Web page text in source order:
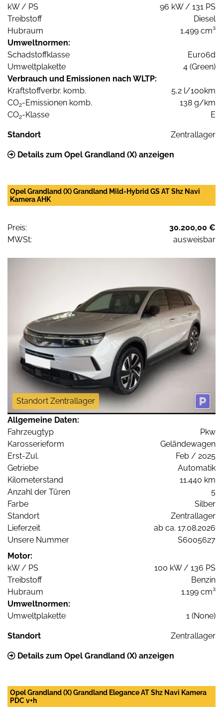
kW / PS
96 kW / 131 PS
Treibstoff
Diesel
Hubraum
1.499 cm³
Umweltnormen:
Schadstoffklasse
Euro6d
Umweltplakette
4 (Green)
Verbrauch und Emissionen nach WLTP:
Kraftstoffverbr. komb.
5,2 l/100km
CO2-Emissionen komb.
138 g/km
CO2-Klasse E
Standort Zentrallager
Details zum Opel Grandland (X) anzeigen
Opel Grandland (X) Grandland Mild-Hybrid GS AT Shz Navi
Kamera AHK
Preis:
30.200,00 €
MWSt:
ausweisbar
Standort Zentrallager
Allgemeine Daten:
Fahrzeugtyp
Pkw
Karosserieform
Geländewagen
Erst-Zul.
Feb / 2025
Getriebe
Automatik
Kilometerstand
11.440 km
Anzahl der Türen
5
Farbe
Silber
Standort
Zentrallager
Lieferzeit
ab ca. 17.08.2026
Unsere Nummer
S6005627
Motor:
kW / PS
100 kW / 136 PS
Treibstoff
Benzin
Hubraum
1.199 cm³
Umweltnormen:
Umweltplakette
1 (None)
Standort Zentrallager
Details zum Opel Grandland (X) anzeigen
Opel Grandland (X) Grandland Elegance AT Shz Navi Kamera
PDC v+h